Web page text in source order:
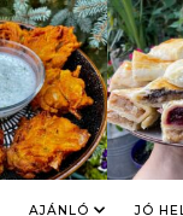
AJÁNLÓ JÓ